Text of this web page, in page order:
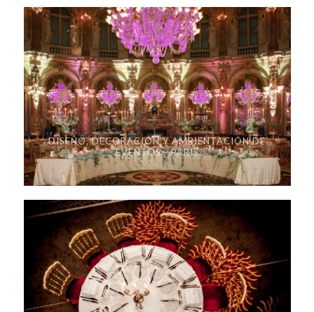
DISEÑO, DECORACIÓN Y AMBIENTACIÓN DE
EVENTOS - PARIS